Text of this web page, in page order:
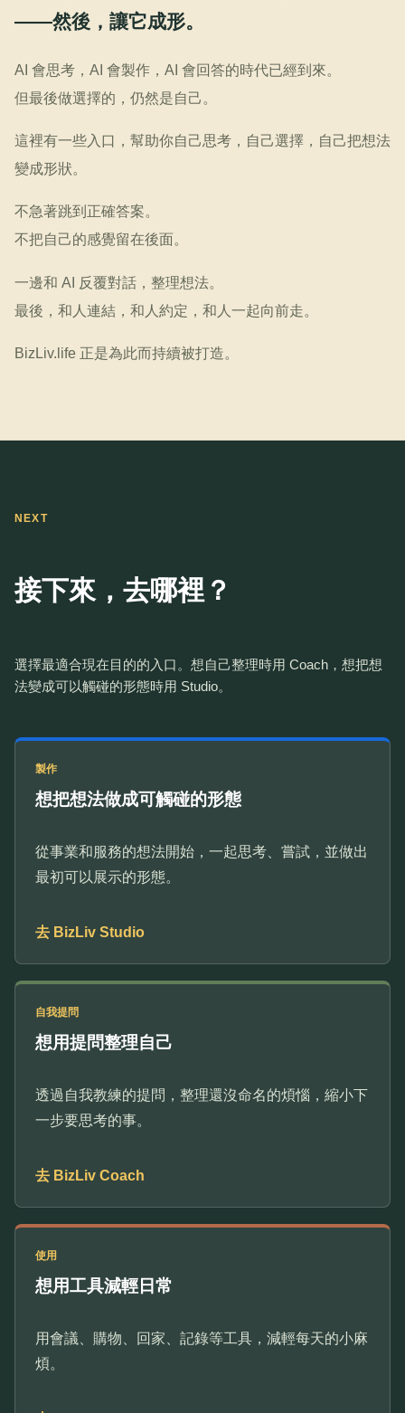
——然後，讓它成形。
AI 會思考，AI 會製作，AI 會回答的時代已經到來。
但最後做選擇的，仍然是自己。
這裡有一些入口，幫助你自己思考，自己選擇，自己把想法
變成形狀。
不急著跳到正確答案。
不把自己的感覺留在後面。
一邊和 AI 反覆對話，整理想法。
最後，和人連結，和人約定，和人一起向前走。
BizLiv.life 正是為此而持續被打造。
NEXT
接下來，去哪裡？
選擇最適合現在目的的入口。想自己整理時用 Coach，想把想
法變成可以觸碰的形態時用 Studio。
製作
想把想法做成可觸碰的形態
從事業和服務的想法開始，一起思考、嘗試，並做出
最初可以展示的形態。
去 BizLiv Studio
自我提問
想用提問整理自己
透過自我教練的提問，整理還沒命名的煩惱，縮小下
一步要思考的事。
去 BizLiv Coach
使用
想用工具減輕日常
用會議、購物、回家、記錄等工具，減輕每天的小麻
煩。